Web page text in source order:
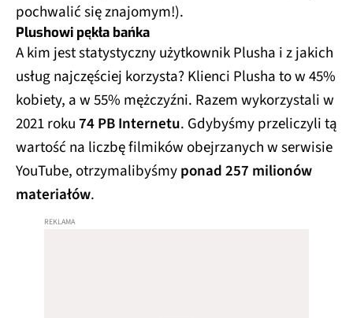
pochwalić się znajomym!).
Plushowi pękła bańka
A kim jest statystyczny użytkownik Plusha i z jakich
usług najczęściej korzysta? Klienci Plusha to w 45%
kobiety, a w 55% mężczyźni. Razem wykorzystali w
2021 roku74 PB Internetu. Gdybyśmy przeliczyli tą
wartość na liczbę filmików obejrzanych w serwisie
YouTube, otrzymalibyśmyponad 257 milionów
materiałów.